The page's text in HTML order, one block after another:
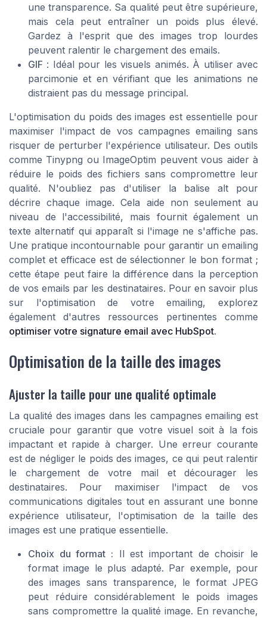
une transparence. Sa qualité peut être supérieure,
mais cela peut entraîner un poids plus élevé.
Gardez à l'esprit que des images trop lourdes
peuvent ralentir le chargement des emails.
GIF : Idéal pour les visuels animés. À utiliser avec
parcimonie et en vérifiant que les animations ne
distraient pas du message principal.
L'optimisation du poids des images est essentielle pour
maximiser l'impact de vos campagnes emailing sans
risquer de perturber l'expérience utilisateur. Des outils
comme Tinypng ou ImageOptim peuvent vous aider à
réduire le poids des fichiers sans compromettre leur
qualité. N'oubliez pas d'utiliser la balise alt pour
décrire chaque image. Cela aide non seulement au
niveau de l'accessibilité, mais fournit également un
texte alternatif qui apparaît si l'image ne s'affiche pas.
Une pratique incontournable pour garantir un emailing
complet et efficace est de sélectionner le bon format ;
cette étape peut faire la différence dans la perception
de vos emails par les destinataires. Pour en savoir plus
sur l'optimisation de votre emailing, explorez
également d'autres ressources pertinentes comme
optimiser votre signature email avec HubSpot.
Optimisation de la taille des images
Ajuster la taille pour une qualité optimale
La qualité des images dans les campagnes emailing est
cruciale pour garantir que votre visuel soit à la fois
impactant et rapide à charger. Une erreur courante
est de négliger le poids des images, ce qui peut ralentir
le chargement de votre mail et décourager les
destinataires. Pour maximiser l'impact de vos
communications digitales tout en assurant une bonne
expérience utilisateur, l'optimisation de la taille des
images est une pratique essentielle.
Choix du format : Il est important de choisir le
format image le plus adapté. Par exemple, pour
des images sans transparence, le format JPEG
peut réduire considérablement le poids images
sans compromettre la qualité image. En revanche,